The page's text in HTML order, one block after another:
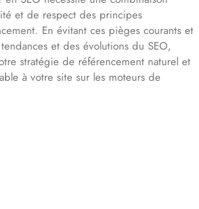
et de respect des principes
En évitant ces pièges courants et
et des évolutions du SEO,
stratégie de référencement naturel et
à votre site sur les moteurs de